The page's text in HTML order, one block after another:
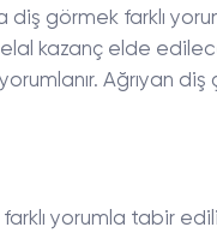
diş görmek farklı
kazanç elde
Ağrıyan
farklı yorumla tabir